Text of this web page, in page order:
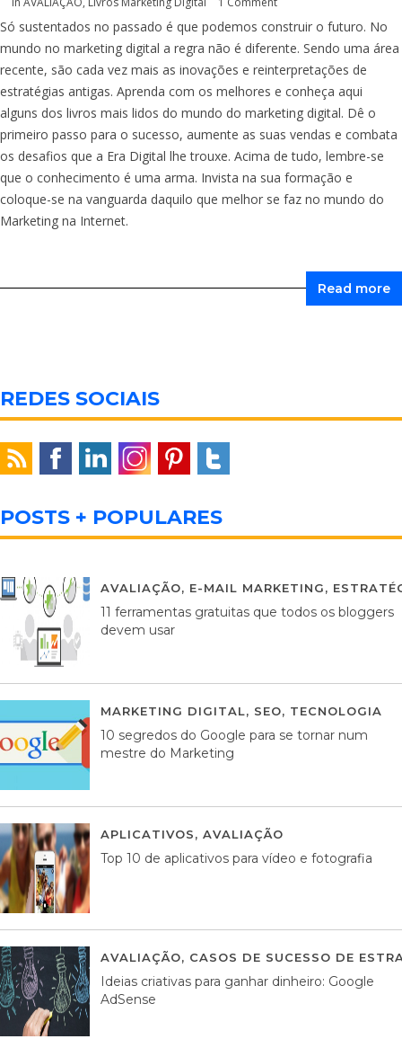
Só sustentados no passado é que podemos construir o futuro. No
mundo no marketing digital a regra não é diferente. Sendo uma área
recente, são cada vez mais as inovações e reinterpretações de
estratégias antigas. Aprenda com os melhores e conheça aqui
alguns dos livros mais lidos do mundo do marketing digital. Dê o
primeiro passo para o sucesso, aumente as suas vendas e combata
os desafios que a Era Digital lhe trouxe. Acima de tudo, lembre-se
que o conhecimento é uma arma. Invista na sua formação e
coloque-se na vanguarda daquilo que melhor se faz no mundo do
Marketing na Internet.
Read more
REDES SOCIAIS
POSTS + POPULARES
AVALIAÇÃO, E-MAIL MARKETING,
11 ferramentas gratuitas que todos os bloggers
devem usar
MARKETING DIGITAL, SEO, TECNOLOGIA
10 segredos do Google para se tornar num
mestre do Marketing
APLICATIVOS, AVALIAÇÃO
Top 10 de aplicativos para vídeo e fotografia
AVALIAÇÃO, CASOS DE SUCESSO DE
Ideias criativas para ganhar dinheiro: Google
AdSense